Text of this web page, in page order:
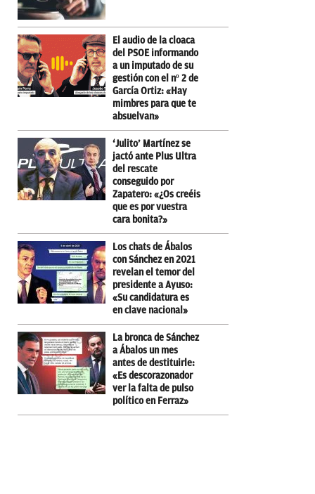
El audio de la cloaca
del PSOE informando
a un imputado de su
gestión con el nº 2 de
García Ortiz: «Hay
mimbres para que te
absuelvan»
‘Julito’ Martínez se
jactó ante Plus Ultra
del rescate
conseguido por
Zapatero: «¿Os creéis
que es por vuestra
cara bonita?»
Los chats de Ábalos
con Sánchez en 2021
revelan el temor del
presidente a Ayuso:
«Su candidatura es
en clave nacional»
La bronca de Sánchez
a Ábalos un mes
antes de destituirle:
«Es descorazonador
ver la falta de pulso
político en Ferraz»